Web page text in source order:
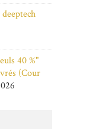
40 %"
(Cour